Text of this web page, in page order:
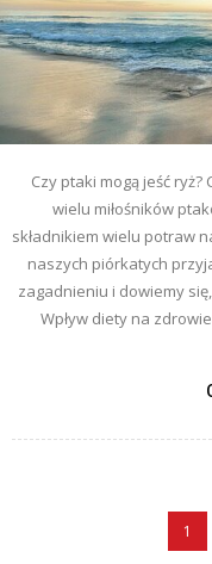
Czy ptaki mogą jeść
wielu miłośników
składnikiem wielu potraw
naszych piórkatych
zagadnieniu i dowiemy
Wpływ diety na
1